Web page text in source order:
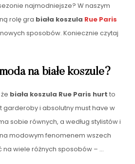
najmodniejsze? W naszym
rolę gra biała koszula Rue Paris
sposobów. Koniecznie czytaj
na białe koszule?
biała koszula Rue Paris hurt to
i absolutny must have w
sobie równych, a według stylistów i
modowym fenomenem wszech
na wiele różnych sposobów – …